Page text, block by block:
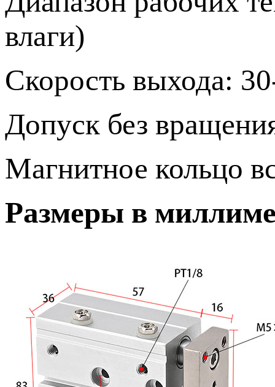
влаги)
Скорость выхода:
Допуск без
Магнитное кольцо
Размеры в